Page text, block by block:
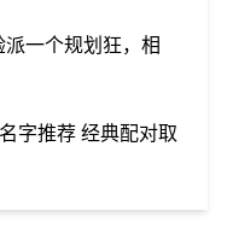
派一个规划狂，相
字推荐 经典配对取